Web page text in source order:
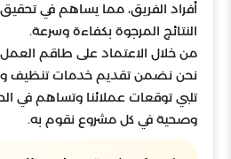
أفراد الفريق، مما يساهم في
النتائج المرجوة بكفاءة وسرعة.
من خلال الاعتماد على طاقم العمل
نحن نضمن تقديم خدمات تنظيف
تلبي توقعات عملائنا وتساهم في
وصحية في كل مشروع نقوم به.